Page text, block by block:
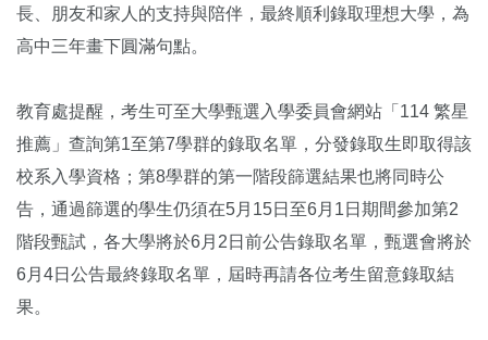
長、朋友和家人的支持與陪伴，最終順利錄取理想大學，為
高中三年畫下圓滿句點。
教育處提醒，考生可至大學甄選入學委員會網站「114 繁星
推薦」查詢第1至第7學群的錄取名單，分發錄取生即取得該
校系入學資格；第8學群的第一階段篩選結果也將同時公
告，通過篩選的學生仍須在5月15日至6月1日期間參加第2
階段甄試，各大學將於6月2日前公告錄取名單，甄選會將於
6月4日公告最終錄取名單，屆時再請各位考生留意錄取結
果。